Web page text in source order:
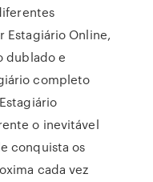
Estagiário Online,
dublado e
completo
o inevitável
conquista os
cada vez